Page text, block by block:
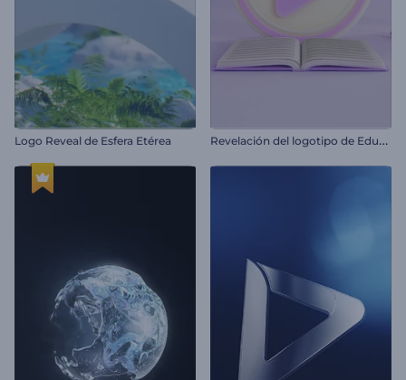
Logo Reveal de Esfera Etérea R
evelación del logotipo de Educación